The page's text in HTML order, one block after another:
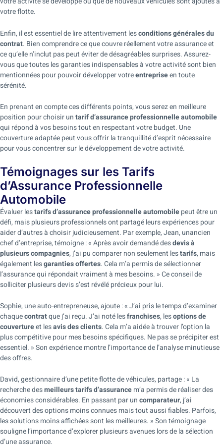
votre flotte.
Enfin, il est essentiel de lire attentivement lesconditions générales du
contrat. Bien comprendre ce que couvre réellement votre assurance et
ce qu’elle n’inclut pas peut éviter de désagréables surprises. Assurez-
vous que toutes les garanties indispensables à votre activité sont bien
mentionnées pour pouvoir développer votreentrepriseen toute
sérénité.
En prenant en compte ces différents points, vous serez en meilleure
position pour choisir untarif d’assurance professionnelle automobile
qui répond à vos besoins tout en respectant votre budget. Une
couverture adaptée peut vous offrir la tranquillité d’esprit nécessaire
pour vous concentrer sur le développement de votre activité.
Témoignages sur les Tarifs
d’Assurance Professionnelle
Automobile
Évaluer lestarifs d’assurance professionnelle automobilepeut être un
défi, mais plusieurs professionnels ont partagé leurs expériences pour
aider d’autres à choisir judicieusement. Par exemple, Jean, unancien
chef d’entreprise, témoigne : « Après avoir demandé desdevis à
plusieurs compagnies, j’ai pu comparer non seulement lestarifs, mais
également lesgaranties offertes. Cela m’a permis de sélectionner
l’assurance qui répondait vraiment à mes besoins. » Ce conseil de
solliciter plusieurs devis s’est révélé précieux pour lui.
Sophie, une auto-entrepreneuse, ajoute : « J’ai pris le temps d’examiner
chaquecontratque j’ai reçu. J’ai noté lesfranchises, lesoptions de
couvertureet lesavis des clients. Cela m’a aidée à trouver l’option la
plus compétitive pour mes besoins spécifiques. Ne pas se précipiter est
essentiel. » Son expérience montre l’importance de l’analyse minutieuse
des offres.
David, gestionnaire d’une petite flotte de véhicules, partage : « La
recherche desmeilleurs tarifs d’assurancem’a permis de réaliser des
économies considérables. En passant par uncomparateur, j’ai
découvert des options moins connues mais tout aussi fiables. Parfois,
les solutions moins affichées sont les meilleures. » Son témoignage
souligne l’importance d’explorer plusieurs avenues lors de la sélection
d’une assurance.